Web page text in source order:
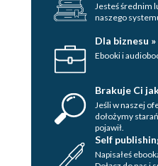
Jesteś średnim
naszego
Dla biznesu »
Ebooki i
Brakuje Ci
Jeśli w naszej
dołożymy
pojawił.
Self
Napisałeś